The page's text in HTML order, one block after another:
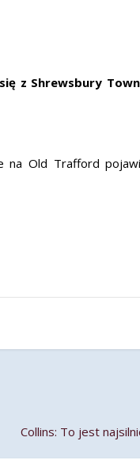
z Shrewsbury
na Old Trafford
Collins: To jest